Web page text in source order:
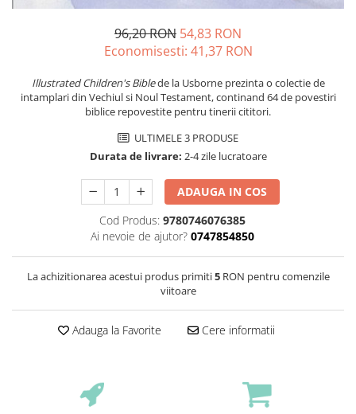
96,20 RON 54,83 RON
Economisesti: 41,37 RON
Illustrated Children's Biblede la Usborne prezinta o colectie de
intamplari din Vechiul si Noul Testament, continand 64 de povestiri
biblice repovestite pentru tinerii cititori.
ULTIMELE 3 PRODUSE
Durata de livrare: 2-4 zile lucratoare
ADAUGA IN COS
Cod Produs: 9780746076385
Ai nevoie de ajutor? 0747854850
La achizitionarea acestui produs primiti5RON pentru comenzile
viitoare
Adauga la Favorite Cere informatii